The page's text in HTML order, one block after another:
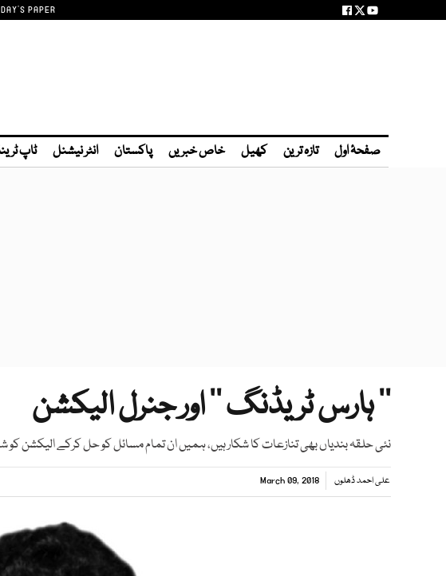
PAPER
صفحۂ اول تازہ ترین کھیل خاص خبریں پاکستان انٹر نیشنل ٹاپ
’’ ہارس ٹریڈنگ ‘‘ اور جنرل الیکشن
نئی حلقہ بندیاں بھی تنازعات کا شکار ہیں، ہمیں ان تمام مسائل کو حل کرکے الیکشن کو
علی احمد ڈھلوں March 09, 2018